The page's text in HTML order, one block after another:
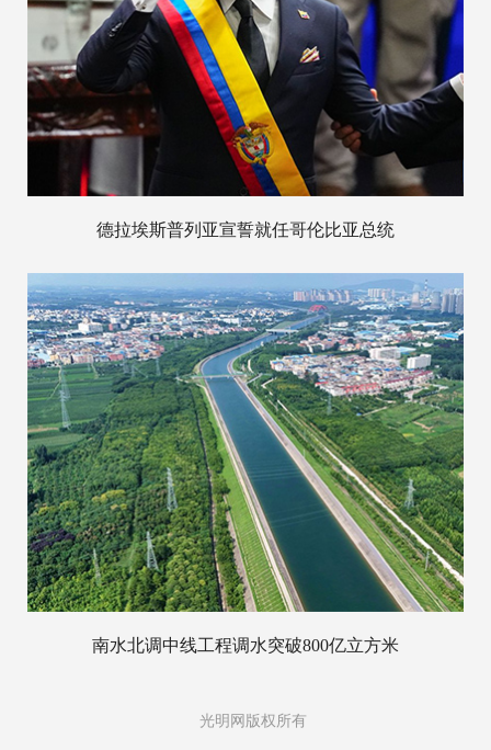
德拉埃斯普列亚宣誓就任哥伦比亚总统
南水北调中线工程调水突破800亿立方米
光明网版权所有